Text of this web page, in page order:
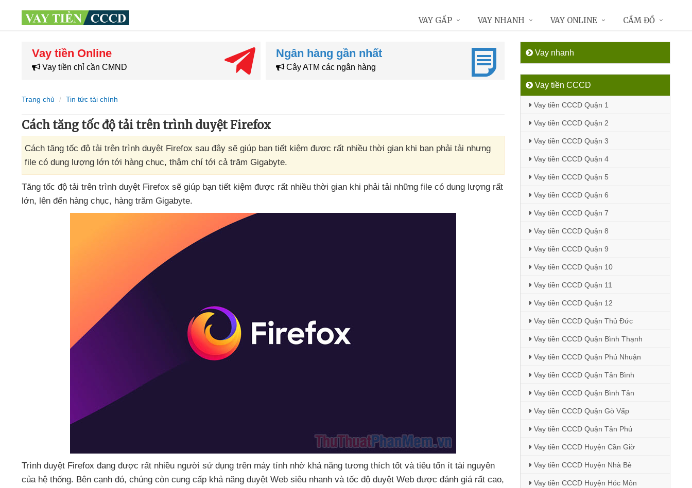
Vay tiền Online
Vay tiền chỉ cần CMND
Ngân hàng gần nhất
Cây ATM các ngân hàng
Trang chủ Tin tức tài chính
Cách tăng tốc độ tải trên trình duyệt Firefox
Cách tăng tốc độ tải trên trình duyệt Firefox sau đây sẽ giúp bạn tiết kiệm được rất nhiều thời gian khi bạn phải tải nhưng
file có dung lượng lớn tới hàng chục, thậm chí tới cả trăm Gigabyte.
Tăng tốc độ tải trên trình duyệt Firefox sẽ giúp bạn tiết kiệm được rất nhiều thời gian khi phải tải những file có dung lượng rất
lớn, lên đến hàng chục, hàng trăm Gigabyte.
Trình duyệt Firefox đang được rất nhiều người sử dụng trên máy tính nhờ khả năng tương thích tốt và tiêu tốn ít tài nguyên
của hệ thống. Bên cạnh đó, chúng còn cung cấp khả năng duyệt Web siêu nhanh và tốc độ duyệt Web được đánh giá rất cao,
Vay nhanh
Vay tiền CCCD
Vay tiền CCCD Quận 1
Vay tiền CCCD Quận 2
Vay tiền CCCD Quận 3
Vay tiền CCCD Quận 4
Vay tiền CCCD Quận 5
Vay tiền CCCD Quận 6
Vay tiền CCCD Quận 7
Vay tiền CCCD Quận 8
Vay tiền CCCD Quận 9
Vay tiền CCCD Quận 10
Vay tiền CCCD Quận 11
Vay tiền CCCD Quận 12
Vay tiền CCCD Quận Thủ Đức
Vay tiền CCCD Quận Bình Thạnh
Vay tiền CCCD Quận Phú Nhuận
Vay tiền CCCD Quận Tân Bình
Vay tiền CCCD Quận Bình Tân
Vay tiền CCCD Quận Gò Vấp
Vay tiền CCCD Quận Tân Phú
Vay tiền CCCD Huyện Cần Giờ
Vay tiền CCCD Huyện Nhà Bè
Vay tiền CCCD Huyện Hóc Môn
VAY GẤP VAY NHANH VAY ONLINE CẦM ĐỒ